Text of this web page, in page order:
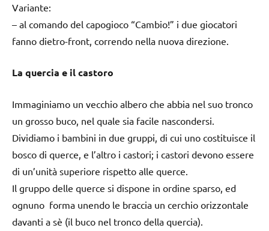
Variante:
– al comando del capogioco “Cambio!” i due giocatori
fanno dietro-front, correndo nella nuova direzione.
La quercia e il castoro
Immaginiamo un vecchio albero che abbia nel suo tronco
un grosso buco, nel quale sia facile nascondersi.
Dividiamo i bambini in due gruppi, di cui uno costituisce il
bosco di querce, e l’altro i castori; i castori devono essere
di un’unità superiore rispetto alle querce.
Il gruppo delle querce si dispone in ordine sparso, ed
ognuno forma unendo le braccia un cerchio orizzontale
davanti a sè (il buco nel tronco della quercia).